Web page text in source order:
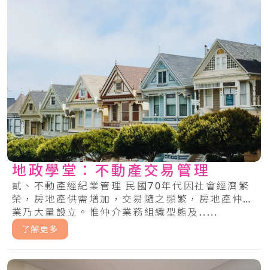
地政學堂：不動產交易管理
貳、不動產經紀業管理 民國70年代因社會經濟繁
榮，房地產供需增加，交易隨之頻繁，房地產仲介
業乃大量設立。惟仲介業務組織型態及.....
了解更多